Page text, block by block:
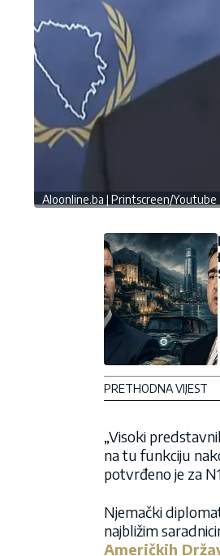
Aloonline.ba | Printscreen/Youtube
PRETHODNA VIJEST
„Visoki
na tu funkciju
potvrđeno je za
Njemački
najbližim
Američkih